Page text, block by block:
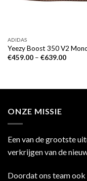
ADIDAS
Yeezy Boost 350 V2
€459.00– €639.00
ONZE MISSIE
Een van de grootste
verkrijgen van de
Doordat ons team